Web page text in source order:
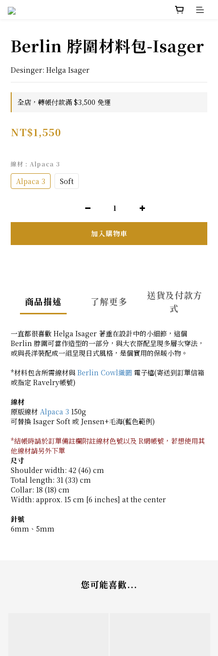
Berlin 脖圍材料包-Isager
Desinger: Helga Isager
全店，轉帳付款滿 $3,500 免運
NT$1,550
線材 : Alpaca 3
Alpaca 3 Soft
加入購物車
商品描述 了解更多
送貨及付款方
式
一直都很喜歡 Helga Isager 著重在設計中的小細節，這個
Berlin 脖圍可當作造型的一部分，與大衣搭配呈現多層次穿法，
或與長洋裝配成一組呈現日式風格，是個實用的保暖小物。
*材料包含所需線材與 Berlin Cowl織圖 電子檔(寄送到訂單信箱
或指定 Ravelry帳號)
線材
原版線材 Alpaca 3 150g
可替換 Isager Soft 或 Jensen+毛海(藍色範例)
*結帳時請於訂單備註欄附註線材色號以及 R網帳號，若想使用其
他線材請另外下單
尺寸
Shoulder width: 42 (46) cm
Total length: 31 (33) cm
Collar: 18 (18) cm
Width: approx. 15 cm [6 inches] at the center
針號
6mm、5mm
您可能喜歡...